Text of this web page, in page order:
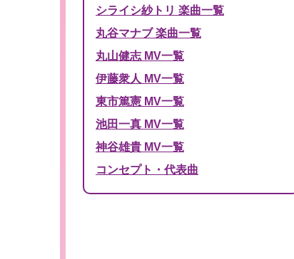
シライシ紗トリ 楽曲一覧
丸谷マナブ 楽曲一覧
丸山健志 MV一覧
伊藤衆人 MV一覧
東市篤憲 MV一覧
池田一真 MV一覧
神谷雄貴 MV一覧
コンセプト・代表曲